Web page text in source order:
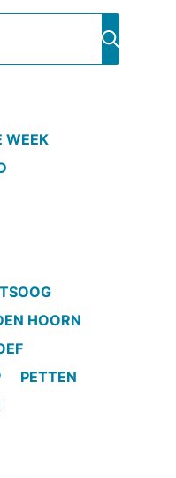
Zoeken
WEEK
HOORN
PETTEN